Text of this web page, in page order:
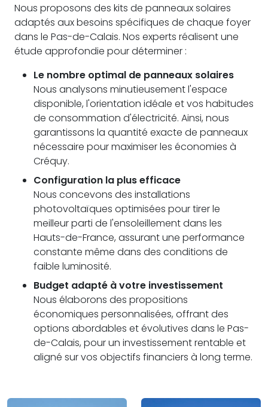
Nous proposons des kits de panneaux solaires
adaptés aux besoins spécifiques de chaque foyer
dans le Pas-de-Calais. Nos experts réalisent une
étude approfondie pour déterminer :
Le nombre optimal de panneaux solaires
Nous analysons minutieusement l'espace
disponible, l'orientation idéale et vos habitudes
de consommation d'électricité. Ainsi, nous
garantissons la quantité exacte de panneaux
nécessaire pour maximiser les économies à
Créquy.
Configuration la plus efficace
Nous concevons des installations
photovoltaïques optimisées pour tirer le
meilleur parti de l'ensoleillement dans les
Hauts-de-France, assurant une performance
constante même dans des conditions de
faible luminosité.
Budget adapté à votre investissement
Nous élaborons des propositions
économiques personnalisées, offrant des
options abordables et évolutives dans le Pas-
de-Calais, pour un investissement rentable et
aligné sur vos objectifs financiers à long terme.